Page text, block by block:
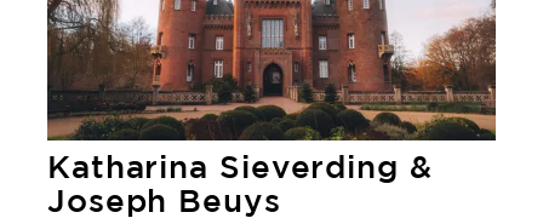
Katharina Sieverding &
Joseph Beuys